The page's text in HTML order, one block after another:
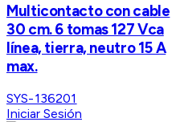
Multicontacto con cable
30 cm. 6 tomas 127 Vca
línea, tierra, neutro 15 A
max.
SYS-136201
Iniciar Sesión